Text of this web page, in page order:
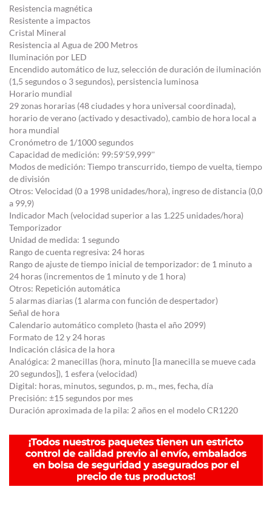
Resistencia magnética
Resistente a impactos
Cristal Mineral
Resistencia al Agua de 200 Metros
Iluminación por LED
Encendido automático de luz, selección de duración de iluminación
(1,5 segundos o 3 segundos), persistencia luminosa
Horario mundial
29 zonas horarias (48 ciudades y hora universal coordinada),
horario de verano (activado y desactivado), cambio de hora local a
hora mundial
Cronómetro de 1/1000 segundos
Capacidad de medición: 99:59'59,999''
Modos de medición: Tiempo transcurrido, tiempo de vuelta, tiempo
de división
Otros: Velocidad (0 a 1998 unidades/hora), ingreso de distancia (0,0
a 99,9)
Indicador Mach (velocidad superior a las 1.225 unidades/hora)
Temporizador
Unidad de medida: 1 segundo
Rango de cuenta regresiva: 24 horas
Rango de ajuste de tiempo inicial de temporizador: de 1 minuto a
24 horas (incrementos de 1 minuto y de 1 hora)
Otros: Repetición automática
5 alarmas diarias (1 alarma con función de despertador)
Señal de hora
Calendario automático completo (hasta el año 2099)
Formato de 12 y 24 horas
Indicación clásica de la hora
Analógica: 2 manecillas (hora, minuto [la manecilla se mueve cada
20 segundos]), 1 esfera (velocidad)
Digital: horas, minutos, segundos, p. m., mes, fecha, día
Precisión: ±15 segundos por mes
Duración aproximada de la pila: 2 años en el modelo CR1220